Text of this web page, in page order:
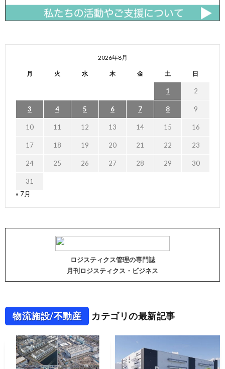
2026年8月
月 火 水 木 金 土 日
1 2
3 4 5 6 7 8 9
10 11 12 13 14 15 16
17 18 19 20 21 22 23
24 25 26 27 28 29 30
31
« 7月
ロジスティクス管理の専門誌
月刊ロジスティクス・ビジネス
物流施設/不動産 カテゴリの最新記事